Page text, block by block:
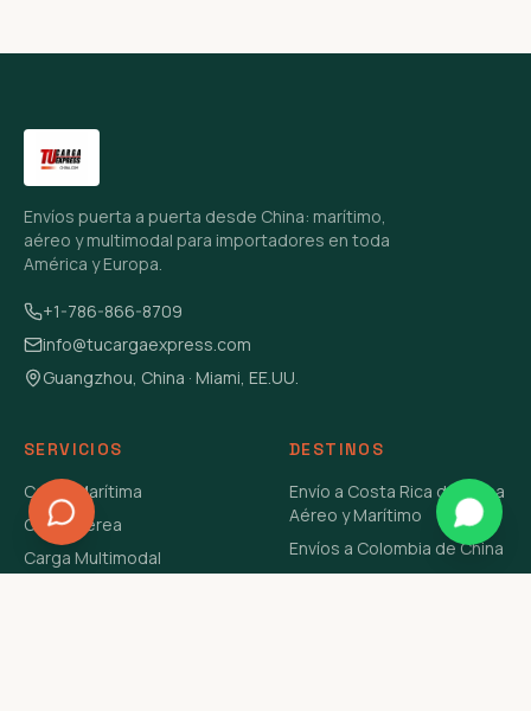
Envíos puerta a puerta desde China: marítimo,
aéreo y multimodal para importadores en toda
América y Europa.
+1-786-866-8709
info@tucargaexpress.com
Guangzhou, China · Miami, EE.UU.
SERVICIOS
Carga Marítima
Carga Aérea
Carga Multimodal
DESTINOS
Envío a Costa Rica de China
Aéreo y Marítimo
Envíos a Colombia de China